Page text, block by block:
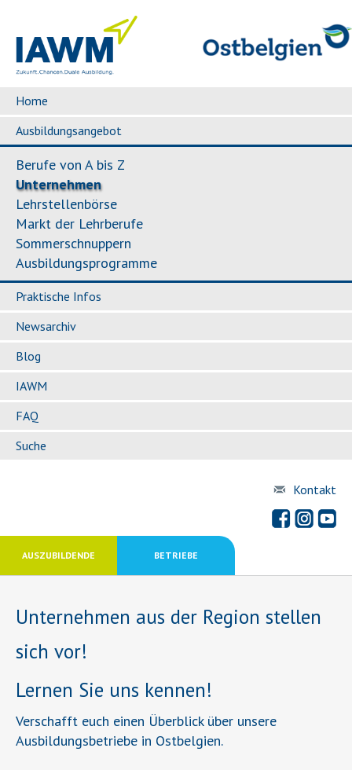
Home
Ausbildungsangebot
Berufe von A bis Z
Unternehmen
Lehrstellenbörse
Markt der Lehrberufe
Sommerschnuppern
Ausbildungsprogramme
Praktische Infos
Newsarchiv
Blog
IAWM
FAQ
Suche
Kontakt
AUSZUBILDENDE BETRIEBE
Unternehmen aus der Region stellen
sich vor!
Lernen Sie uns kennen!
Verschafft euch einen Überblick über unsere
Ausbildungsbetriebe in Ostbelgien.